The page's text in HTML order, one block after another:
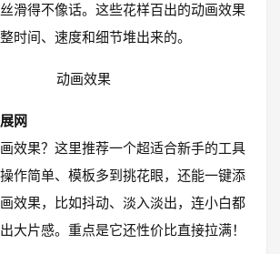
滑得不像话。这些花样百出的动画效果
时间、速度和细节堆出来的。
网
效果？这里推荐一个超适合新手的工具
作简单、模板多到挑花眼，还能一键添
效果，比如抖动、淡入淡出，连小白都
大片感。重点是它还性价比直接拉满！